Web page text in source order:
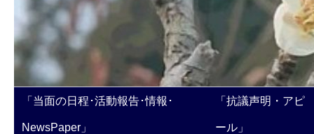
「当面の日程･活動報告･情報･
NewsPaper」
「抗議声明・アピ
ール」